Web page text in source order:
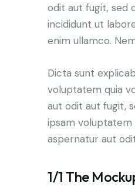
odit aut fugit, sed
incididunt ut
enim ullamco.
Dicta sunt
voluptatem quia
aut odit aut fugit,
ipsam voluptatem
aspernatur aut
1/1 The